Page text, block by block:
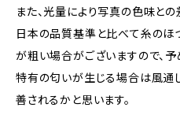
また、光量により写真の色味と
日本の品質基準と比べて糸のほ
が粗い場合がございますので、予
特有の匂いが生じる場合は風通
善されるかと思います。